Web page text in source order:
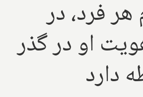
فرد، در
او در گذر
دارد